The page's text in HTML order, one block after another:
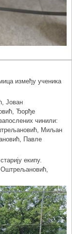
између ученика
Јован
Ђорђе
чинили:
Миљан
Павле
екипу.
Оштрељановић,